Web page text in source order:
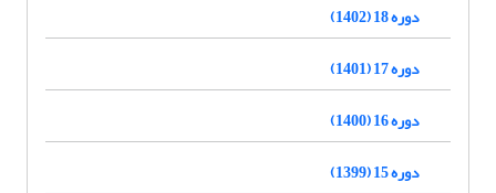
دوره 18 (1402)
دوره 17 (1401)
دوره 16 (1400)
دوره 15 (1399)